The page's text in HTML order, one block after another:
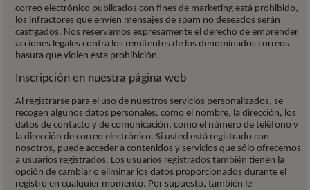
correo electrónico publicados con fines de marketing está prohibido,
los infractores que envíen mensajes de spam no deseados serán
castigados. Nos reservamos expresamente el derecho de emprender
acciones legales contra los remitentes de los denominados correos
basura que violen esta prohibición.
Inscripción en nuestra página web
Al registrarse para el uso de nuestros servicios personalizados, se
recogen algunos datos personales, como el nombre, la dirección, los
datos de contacto y de comunicación, como el número de teléfono y
la dirección de correo electrónico. Si usted está registrado con
nosotros, puede acceder a contenidos y servicios que sólo ofrecemos
a usuarios registrados. Los usuarios registrados también tienen la
opción de cambiar o eliminar los datos proporcionados durante el
registro en cualquier momento. Por supuesto, también le